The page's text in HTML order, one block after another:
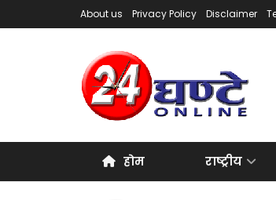
About us Privacy Policy Disclaimer
होम राष्ट्रीय